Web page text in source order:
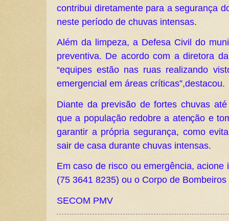
contribui diretamente para a segurança
neste período de chuvas intensas.
Além da limpeza, a Defesa Civil do
preventiva. De acordo com a diretora
“equipes estão nas ruas realizando
emergencial em áreas críticas”,destacou.
Diante da previsão de fortes chuvas
que a população redobre a atenção e
garantir a própria segurança, como
sair de casa durante chuvas intensas.
Em caso de risco ou emergência, acione
(75 3641 8235) ou o Corpo de Bombeiros
SECOM PMV